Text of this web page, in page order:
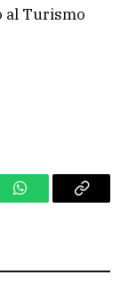
al Turismo
WhatsAppCopy